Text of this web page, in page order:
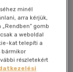
minél
arra kérjük,
gomb
a weboldal
kat telepíti a
bármikor
részletekért